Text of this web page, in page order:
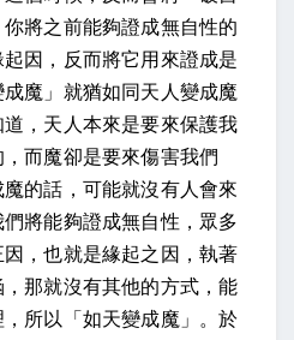
將之前能夠證成無自性的
因，反而將它用來證成是
魔」就猶如同天人變成魔
，天人本來是要來保護我
而魔卻是要來傷害我們
的話，可能就沒有人會來
將能夠證成無自性，眾多
，也就是緣起之因，執著
那就沒有其他的方式，能
所以「如天變成魔」。於